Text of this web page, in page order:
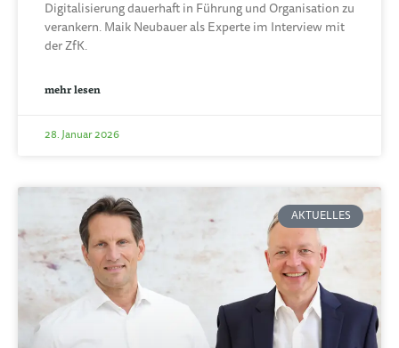
Digitalisierung dauerhaft in Führung und Organisation zu
verankern. Maik Neubauer als Experte im Interview mit
der ZfK.
mehr lesen
28. Januar 2026
AKTUELLES